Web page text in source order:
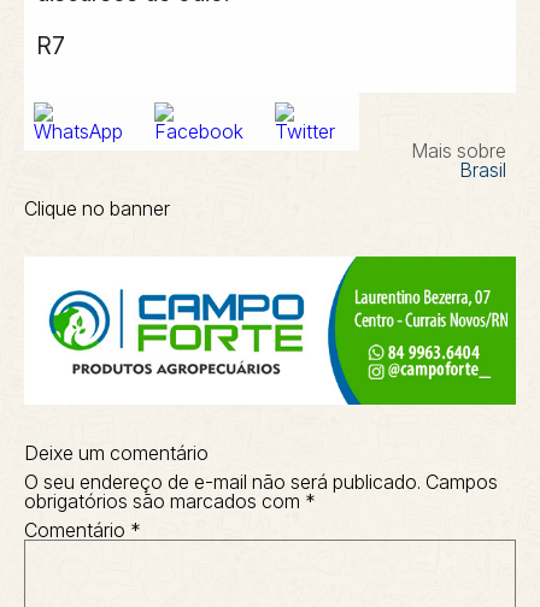
R7
Mais sobre
Brasil
Clique no banner
Deixe um comentário
O seu endereço de e-mail não será publicado. Campos
obrigatórios são marcados com *
Comentário *